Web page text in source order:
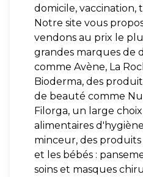
domicile, vaccination,
Notre site vous
vendons au prix le
grandes marques de
comme Avène, La
Bioderma, des
de beauté comme
Filorga, un large
alimentaires
minceur, des
et les bébés :
soins et masques